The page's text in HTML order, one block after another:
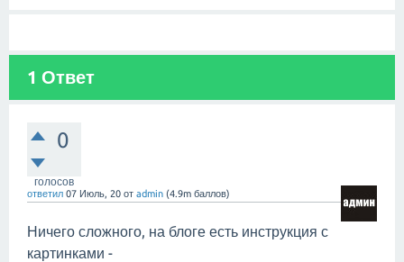
1 Ответ
0
голосов
ответил 07 Июль, 20 от admin (4.9m баллов)
Ничего сложного, на блоге есть инструкция с
картинками -